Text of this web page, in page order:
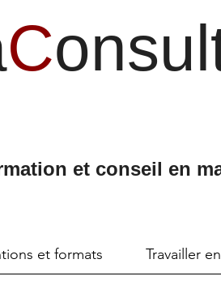
C
et conseil en
et formats Travailler